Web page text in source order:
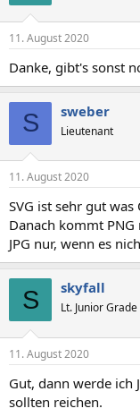
e
:
11. August 2020
Danke, gibt's sonst
S sweber
Lieutenant
11. August 2020
SVG ist sehr gut
Danach kommt PNG
JPG nur, wenn es
S skyfall
Lt. Junior Grade
11. August 2020
Gut, dann werde ich
sollten reichen.